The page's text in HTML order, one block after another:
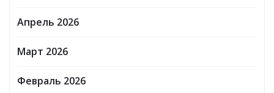
Апрель 2026
Март 2026
Февраль 2026